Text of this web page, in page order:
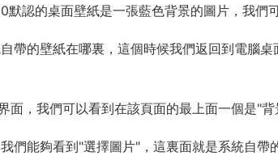
默認的桌面壁紙是一張藍色背景的圖片，我們
帶的壁紙在哪裏，這個時候我們返回到電腦桌
面，我們可以看到在該頁面的最上面一個是"背
們能夠看到"選擇圖片"，這裏面就是系統自帶